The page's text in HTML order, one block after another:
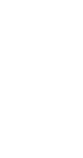
el banco o la
de